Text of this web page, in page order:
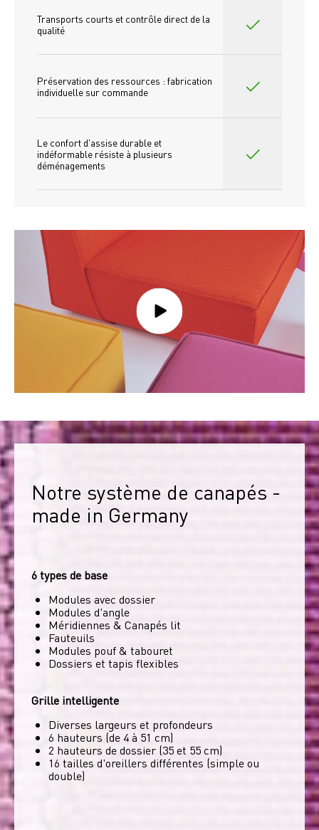
Transports courts et contrôle direct de la
qualité
Préservation des ressources : fabrication
individuelle sur commande
Le confort d'assise durable et
indéformable résiste à plusieurs
déménagements
Notre système de canapés -
made in Germany
6 types de base
Modules avec dossier
Modules d'angle
Méridiennes & Canapés lit
Fauteuils
Modules pouf & tabouret
Dossiers et tapis flexibles
Grille intelligente
Diverses largeurs et profondeurs
6 hauteurs (de 4 à 51 cm)
2 hauteurs de dossier (35 et 55 cm)
16 tailles d'oreillers différentes (simple ou
double)